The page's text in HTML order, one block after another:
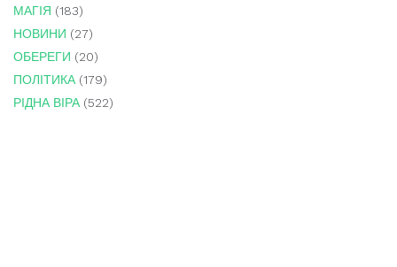
МАГІЯ (183)
НОВИНИ (27)
ОБЕРЕГИ (20)
ПОЛІТИКА (179)
РІДНА ВІРА (522)